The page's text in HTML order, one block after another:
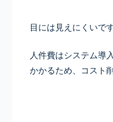
目には見えにくいです
人件費はシステム導
かかるため、コスト